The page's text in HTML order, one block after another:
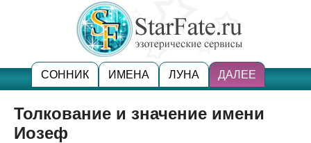
СОННИК ИМЕНА ЛУНА ДАЛЕЕ
Толкование и значение имени
Иозеф